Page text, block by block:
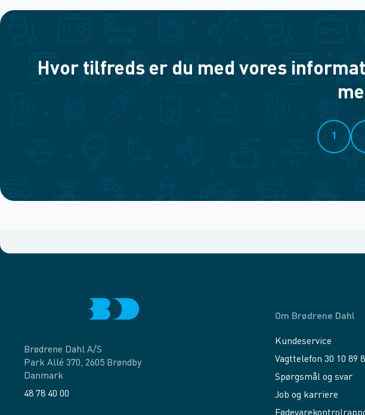
Hvor tilfreds er du med vores
1
Brødrene Dahl A/S
Park Allé 370, 2605 Brøndby
Danmark
48 78 40 00
Om Brødrene Dahl
Kundeservice
Vagttelefon 30 10 89
Spørgsmål og svar
Job og karriere